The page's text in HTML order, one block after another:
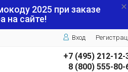
2025 при заказе
на сайте!
Вход
+7 (495) 212-12-
8 (800) 555-80-